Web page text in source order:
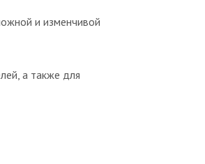
и изменчивой
а также для